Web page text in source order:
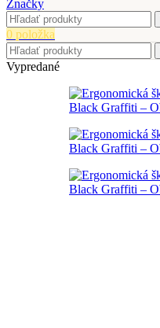
Značky
0 položka
Vypredané